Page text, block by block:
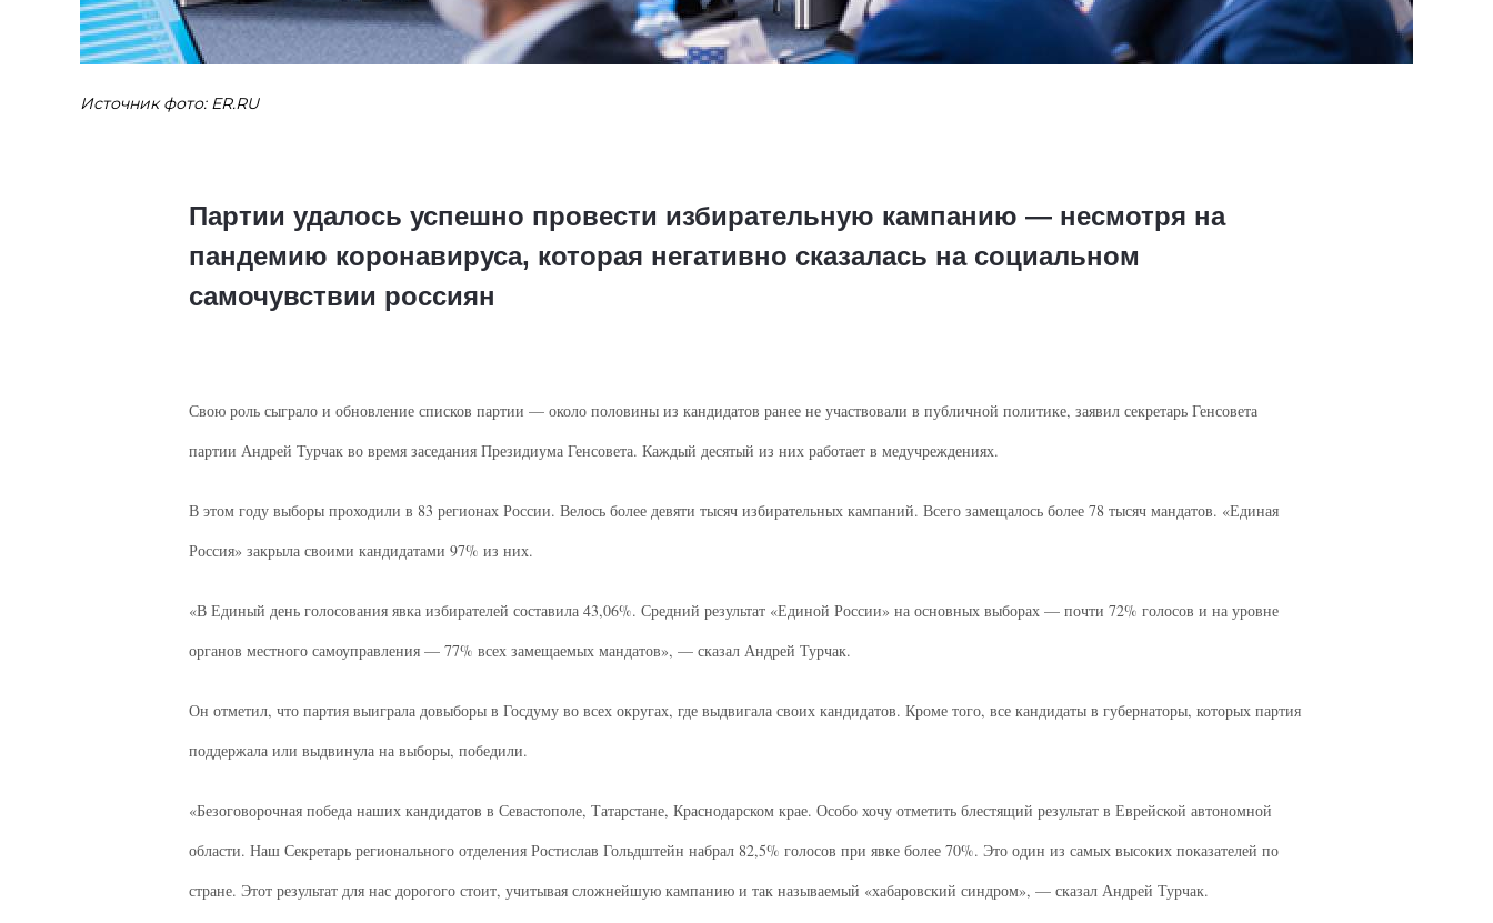
Источник фото: ER.RU
Партии удалось успешно провести избирательную кампанию — несмотря на
пандемию коронавируса, которая негативно сказалась на социальном
самочувствии россиян
Свою роль сыграло и обновление списков партии — около половины из кандидатов ранее не участвовали в публичной политике, заявил секретарь Генсовета
партии Андрей Турчак во время заседания Президиума Генсовета. Каждый десятый из них работает в медучреждениях.
В этом году выборы проходили в 83 регионах России. Велось более девяти тысяч избирательных кампаний. Всего замещалось более 78 тысяч мандатов. «Единая
Россия» закрыла своими кандидатами 97% из них.
«В Единый день голосования явка избирателей составила 43,06%. Средний результат «Единой России» на основных выборах — почти 72% голосов и на уровне
органов местного самоуправления — 77% всех замещаемых мандатов», — сказал Андрей Турчак.
Он отметил, что партия выиграла довыборы в Госдуму во всех округах, где выдвигала своих кандидатов. Кроме того, все кандидаты в губернаторы, которых партия
поддержала или выдвинула на выборы, победили.
«Безоговорочная победа наших кандидатов в Севастополе, Татарстане, Краснодарском крае. Особо хочу отметить блестящий результат в Еврейской автономной
области. Наш Секретарь регионального отделения Ростислав Гольдштейн набрал 82,5% голосов при явке более 70%. Это один из самых высоких показателей по
стране. Этот результат для нас дорогого стоит, учитывая сложнейшую кампанию и так называемый «хабаровский синдром», — сказал Андрей Турчак.